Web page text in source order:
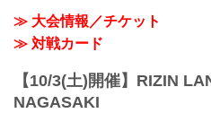
≫ 大会情報／チケット
≫ 対戦カード
【10/3(土)開催】RIZIN
NAGASAKI